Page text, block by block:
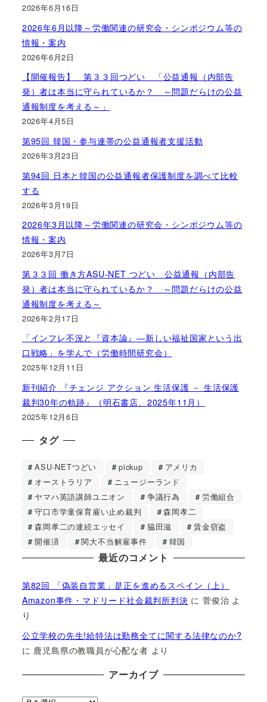
2026年6月16日
2026年6月以降～労働関連の研究会・シンポジウム等の
情報・案内
2026年6月2日
【開催報告】 第３３回つどい 「公益通報（内部告
発）者は本当に守られているか？ ～問題だらけの公益
通報制度を考える～」
2026年4月5日
第95回 韓国・参与連帯の公益通報者支援活動
2026年3月23日
第94回 日本と韓国の公益通報者保護制度を調べて比較
する
2026年3月19日
2026年3月以降～労働関連の研究会・シンポジウム等の
情報・案内
2026年3月7日
第３３回 働き方ASU-NET つどい 公益通報（内部告
発）者は本当に守られているか？ ～問題だらけの公益
通報制度を考える～
2026年2月17日
「インフレ不況と『資本論』―新しい福祉国家という出
口戦略」を学んで（労働時間研究会）
2025年12月11日
新刊紹介 『チェンジ アクション 生活保護 － 生活保護
裁判30年の軌跡』（明石書店、2025年11月）
2025年12月6日
タグ
ASU-NETつどい pickup
アメリカ
オーストラリア
ニュージーランド
ヤマハ英語講師ユニオン
争議行為
労働組合
守口市学童保育雇い止め裁判
森岡孝二
森岡孝二の連続エッセイ
脇田滋
賃金窃盗
開催済
関大不当解雇事件 韓国
最近のコメント
第82回 「偽装自営業」是正を進めるスペイン（上）
Amazon事件・マドリード社会裁判所判決 に菅俊治 よ
り
公立学校の先生!給特法は勤務全てに関する法律なのか?
に 鹿児島県の教職員が心配な者 より
アーカイブ